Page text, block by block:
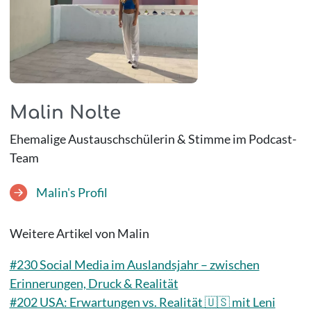
Malin Nolte
Ehemalige Austauschschülerin & Stimme im Podcast-
Team
Malin's Profil
Weitere Artikel von Malin
#230 Social Media im Auslandsjahr – zwischen
Erinnerungen, Druck & Realität
#202 USA: Erwartungen vs. Realität 🇺🇸 mit Leni